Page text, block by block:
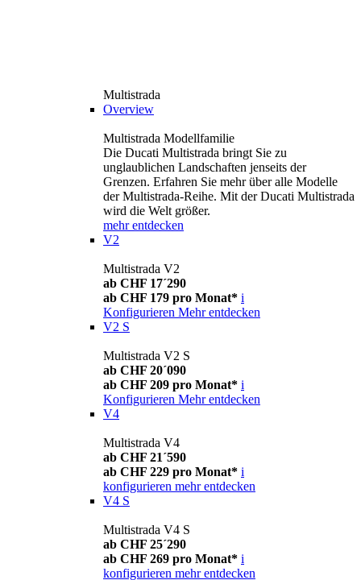
Multistrada
Overview
Multistrada Modellfamilie
Die Ducati Multistrada bringt Sie zu
unglaublichen Landschaften jenseits der
Grenzen. Erfahren Sie mehr über alle Modelle
der Multistrada-Reihe. Mit der Ducati Multistrada
wird die Welt größer.
mehr entdecken
V2
Multistrada V2
ab CHF 17´290
ab CHF 179 pro Monat* i
Konfigurieren Mehr entdecken
V2 S
Multistrada V2 S
ab CHF 20´090
ab CHF 209 pro Monat* i
Konfigurieren Mehr entdecken
V4
Multistrada V4
ab CHF 21´590
ab CHF 229 pro Monat* i
konfigurieren mehr entdecken
V4 S
Multistrada V4 S
ab CHF 25´290
ab CHF 269 pro Monat* i
konfigurieren mehr entdecken